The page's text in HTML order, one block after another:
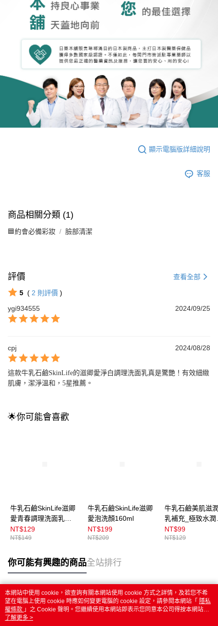
顯示電腦版詳細說明
客服
商品相關分類 (1)
🟦約會必備彩妝 臉部清潔
評價 查看全部
5 ( 2 則評價 )
ygi934555
2024/09/25
cpj 2024/08/28
這款牛乳石鹼SkinLife的滋卿愛淨白調理洗面乳真是驚艷！有效細緻
肌膚，潔淨溫和，5星推薦。
🌟你可能會喜歡
牛乳石鹼SkinLife滋卿
愛青春調理洗面乳
130g
NT$129
NT$149
牛乳石鹼SkinLife滋卿
愛泡洗顏160ml
NT$199
NT$209
牛乳石鹼美肌滋
乳補充_極致水潤
340ml
NT$99
NT$129
你可能有興趣的商品全站排行
熱門標籤
本網站中使用 cookie，欲查詢有關本網站使用 cookie 方式之詳情，及若您不希
望在電腦上使用 cookie 時應如何變更電腦的 cookie 設定，請參閱本網站「 隱私
權條款 」之 Cookie 聲明。您繼續使用本網站即表示您同意本公司得按本網站使
用條款之 Cookie 聲明使用 cookie。
了解更多 >